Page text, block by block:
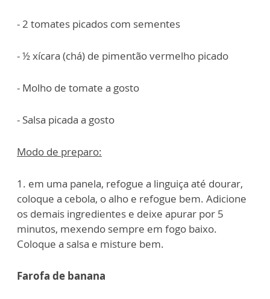
- 2 tomates picados com sementes
- ½ xícara (chá) de pimentão vermelho picado
- Molho de tomate a gosto
- Salsa picada a gosto
Modo de preparo:
1. em uma panela, refogue a linguiça até dourar,
coloque a cebola, o alho e refogue bem. Adicione
os demais ingredientes e deixe apurar por 5
minutos, mexendo sempre em fogo baixo.
Coloque a salsa e misture bem.
Farofa de banana